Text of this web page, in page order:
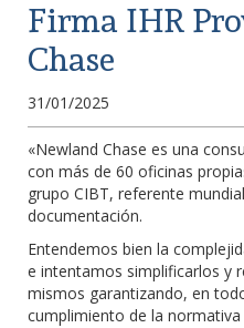
Firma IHR
Chase
31/01/2025
«Newland Chase es una
con más de 60 oficinas
grupo CIBT, referente
documentación.
Entendemos bien la
e intentamos simplificarlos y
mismos garantizando, en
cumplimiento de la